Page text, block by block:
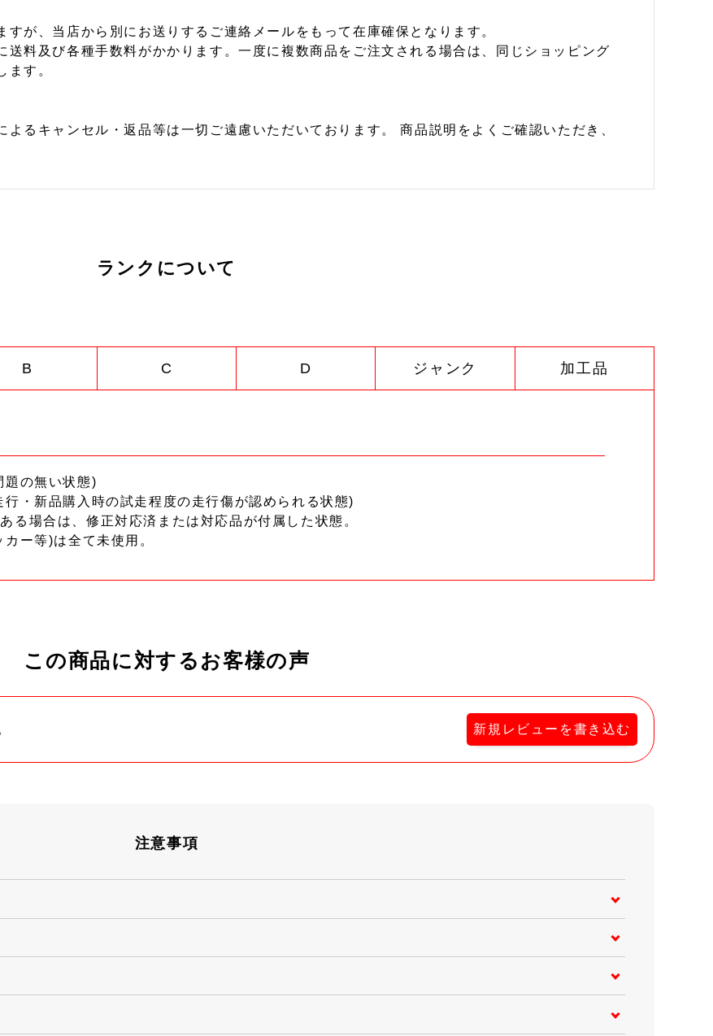
すが、当店から別にお送りするご連絡メールをもって在庫確保となります。
送料及び各種手数料がかかります。一度に複数商品をご注文される場合は、同じショッピング
ます。
よるキャンセル・返品等は一切ご遠慮いただいております。 商品説明をよくご確認いただき、
ランクについて
B C D ジャンク 加工品
題の無い状態)
・新品購入時の試走程度の走行傷が認められる状態)
る場合は、修正対応済または対応品が付属した状態。
ー等)は全て未使用。
この商品に対するお客様の声
新規レビューを書き込む
注意事項